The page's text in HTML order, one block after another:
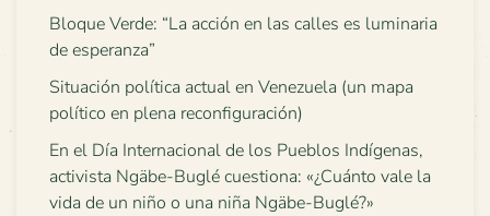
Bloque Verde: “La acción en las calles es luminaria
de esperanza”
Situación política actual en Venezuela (un mapa
político en plena reconfiguración)
En el Día Internacional de los Pueblos Indígenas,
activista Ngäbe-Buglé cuestiona: «¿Cuánto vale la
vida de un niño o una niña Ngäbe-Buglé?»